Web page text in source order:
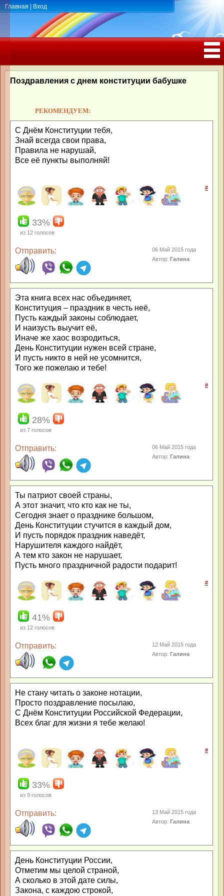
Главная Вход
РОЖДЕНИЯ, ЮБИЛЕЕМ
Поздравления с днем конституции бабушке
РЕКОМЕНДУЕМ:
С Днём Конституции тебя,
Знай всегда свои права,
Правила не нарушай,
Все её пункты выполняй!
#
33%
из 12 голосов
Отправить:
06 Май 2015 года
Автор:Галина
Эта книга всех нас объединяет,
Конституция – праздник в честь неё,
Пусть каждый законы соблюдает,
И наизусть выучит её,
Иначе же хаос возродиться,
День Конституции нужен всей стране,
И пусть никто в ней не усомнится,
Того же пожелаю и тебе!
#
28%
из 7 голосов
Отправить:
06 Май 2015 года
Автор:Галина
Ты патриот своей страны,
А этот значит, что кто как не ты,
Сегодня знает о празднике большом,
День Конституции стучится в каждый дом,
И пусть порядок праздник наведёт,
Нарушителя каждого найдёт,
А тем кто закон не нарушает,
Пусть много праздничной радости подарит!
#
41%
из 12 голосов
Отправить:
12 Май 2015 года
Автор:Галина
Не стану читать о законе нотации,
Просто поздравление посылаю,
С Днём Конституции Российской Федерации,
Всех благ для жизни я тебе желаю!
#
33%
из 9 голосов
Отправить:
13 Май 2015 года
Автор:Галина
День Конституции России,
Отметим мы целой страной,
А сколько в этой дате силы,
Закона, с каждою строкой,